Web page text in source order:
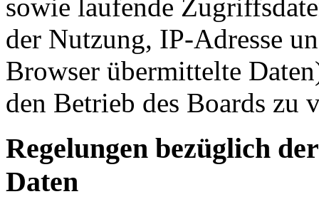
sowie laufende
der Nutzung, IP-Adresse
Browser übermittelte
den Betrieb des Boards zu
Regelungen bezüglich
Daten